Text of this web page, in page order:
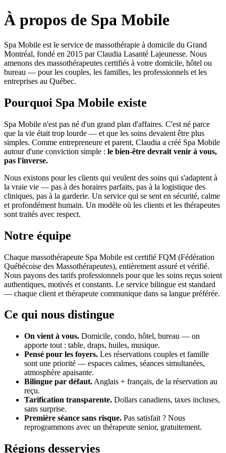
À propos de Spa Mobile
Spa Mobile est le service de massothérapie à domicile du Grand
Montréal, fondé en 2015 par Claudia Lasanté Lajeunesse. Nous
amenons des massothérapeutes certifiés à votre domicile, hôtel ou
bureau — pour les couples, les familles, les professionnels et les
entreprises au Québec.
Pourquoi Spa Mobile existe
Spa Mobile n'est pas né d'un grand plan d'affaires. C'est né parce
que la vie était trop lourde — et que les soins devaient être plus
simples. Comme entrepreneure et parent, Claudia a créé Spa Mobile
autour d'une conviction simple : le bien-être devrait venir à vous,
pas l'inverse.
Nous existons pour les clients qui veulent des soins qui s'adaptent à
la vraie vie — pas à des horaires parfaits, pas à la logistique des
cliniques, pas à la garderie. Un service qui se sent en sécurité, calme
et profondément humain. Un modèle où les clients et les thérapeutes
sont traités avec respect.
Notre équipe
Chaque massothérapeute Spa Mobile est certifié FQM (Fédération
Québécoise des Massothérapeutes), entièrement assuré et vérifié.
Nous payons des tarifs professionnels pour que les soins reçus soient
authentiques, motivés et constants. Le service bilingue est standard
— chaque client et thérapeute communique dans sa langue préférée.
Ce qui nous distingue
On vient à vous. Domicile, condo, hôtel, bureau — on
apporte tout : table, draps, huiles, musique.
Pensé pour les foyers. Les réservations couples et famille
sont une priorité — espaces calmes, séances simultanées,
atmosphère apaisante.
Bilingue par défaut. Anglais + français, de la réservation au
reçu.
Tarification transparente. Dollars canadiens, taxes incluses,
sans surprise.
Première séance sans risque. Pas satisfait ? Nous
reprogrammons avec un thérapeute senior, gratuitement.
Régions desservies